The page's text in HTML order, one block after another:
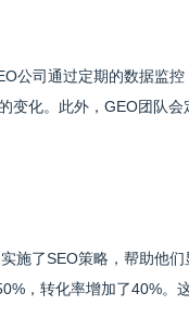
公司通过定期的数据监
变化。此外，GEO团队
施了SEO策略，帮助他
，转化率增加了40%。